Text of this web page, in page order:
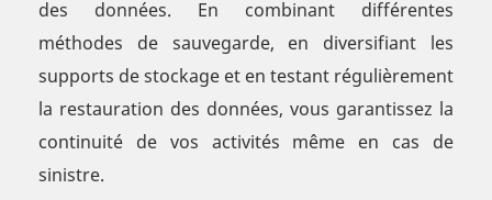
des données. En combinant différentes
méthodes de sauvegarde, en diversifiant les
supports de stockage et en testant régulièrement
la restauration des données, vous garantissez la
continuité de vos activités même en cas de
sinistre.